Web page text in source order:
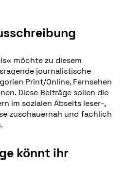
möchte zu diesem
journalistische
Print/Online, Fernsehen
Diese Beiträge sollen die
im sozialen Abseits leser-,
zuschauernah und fachlich
könnt ihr